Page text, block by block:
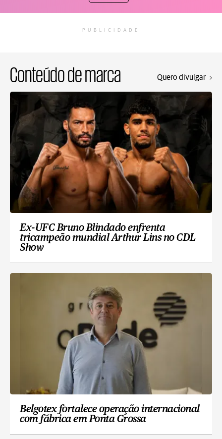
PUBLICIDADE
Conteúdo de marca Quero divulgar
Ex-UFC Bruno Blindado enfrenta
tricampeão mundial Arthur Lins no CDL
Show
Belgotex fortalece operação internacional
com fábrica em Ponta Grossa